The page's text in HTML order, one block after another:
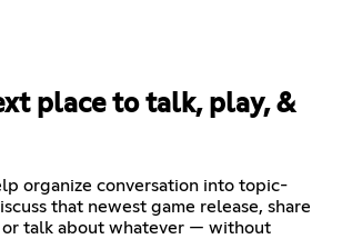
place to talk, play, &
organize conversation into topic-
that newest game release, share
talk about whatever — without